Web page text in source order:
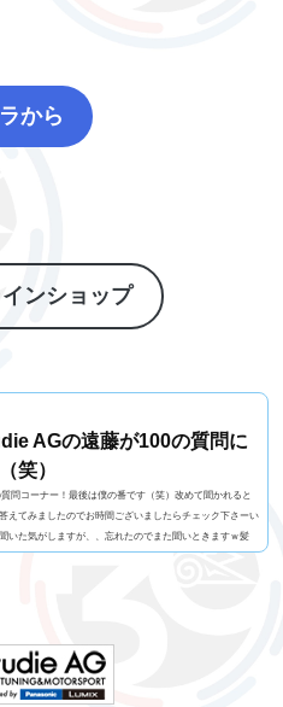
から
ンショップ
AGの遠藤が100の質問に
笑）
問コーナー！最後は僕の番です（笑）改めて聞かれると
えてみましたのでお時間ございましたらチェック下さーい
た気がしますが、、忘れたのでまた聞いときますｗ髪